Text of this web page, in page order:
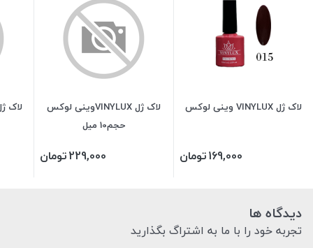
لاک ژل VINYLUX وینی لوکس
169,000تومان
لاک ژل VINYLUXوینی لوکس
حجم10 میل
229,000تومان
دیدگاه ها
تجربه خود را با ما به اشتراگ بگذارید